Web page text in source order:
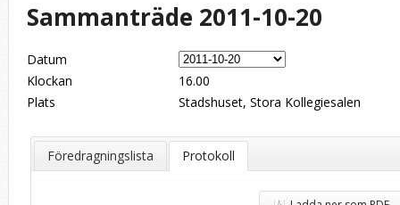
Sammanträde 2011-10-20
Datum
Klockan
16.00
Plats
Stadshuset, Stora Kollegiesalen
Föredragningslista Protokoll